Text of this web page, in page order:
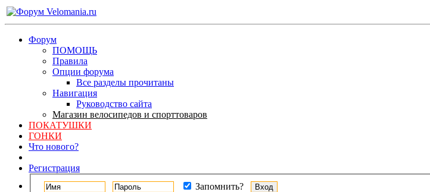
Форум
ПОМОЩЬ
Правила
Опции форума
Все разделы прочитаны
Навигация
Руководство сайта
Магазин велосипедов и спорттоваров
ПОКАТУШКИ
ГОНКИ
Что нового?
Регистрация
Запомнить?